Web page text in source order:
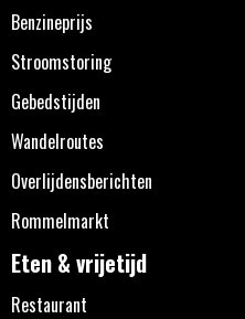
Benzineprijs
Stroomstoring
Gebedstijden
Wandelroutes
Overlijdensberichten
Rommelmarkt
Eten & vrijetijd
Restaurant